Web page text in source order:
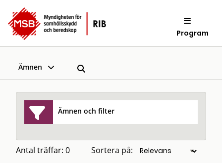
Program
Ämnen
Ämnen och filter
Antal träffar: 0 Sortera på: